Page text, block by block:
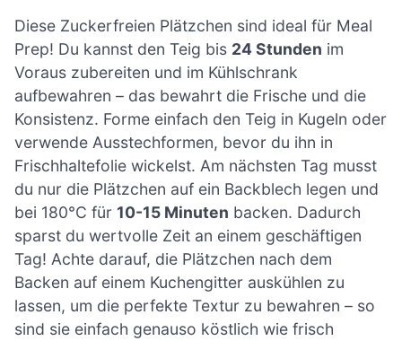
Diese Zuckerfreien Plätzchen sind ideal für Meal
Prep! Du kannst den Teig bis 24 Stunden im
Voraus zubereiten und im Kühlschrank
aufbewahren – das bewahrt die Frische und die
Konsistenz. Forme einfach den Teig in Kugeln oder
verwende Ausstechformen, bevor du ihn in
Frischhaltefolie wickelst. Am nächsten Tag musst
du nur die Plätzchen auf ein Backblech legen und
bei 180°C für 10-15 Minuten backen. Dadurch
sparst du wertvolle Zeit an einem geschäftigen
Tag! Achte darauf, die Plätzchen nach dem
Backen auf einem Kuchengitter auskühlen zu
lassen, um die perfekte Textur zu bewahren – so
sind sie einfach genauso köstlich wie frisch